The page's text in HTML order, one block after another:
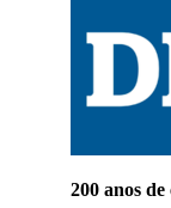
200 anos